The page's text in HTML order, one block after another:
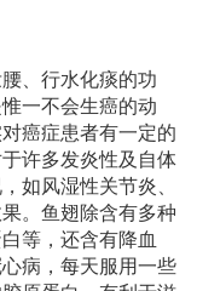
、行水化痰的功
一不会生癌的动
癌症患者有一定的
许多发炎性及自体
如风湿性关节炎、
。鱼翅除含有多种
等，还含有降血
病，每天服用一些